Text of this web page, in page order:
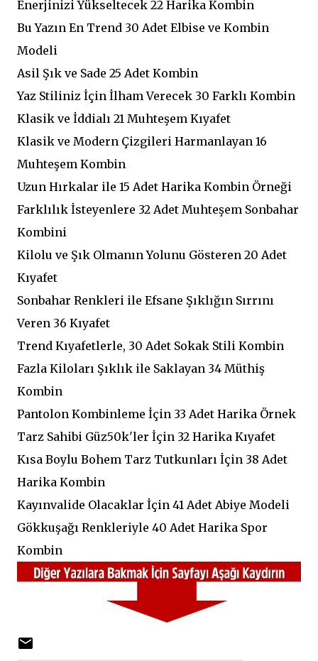
Enerjinizi Yükseltecek 22 Harika Kombin
Bu Yazın En Trend 30 Adet Elbise ve Kombin
Modeli
Asil Şık ve Sade 25 Adet Kombin
Yaz Stiliniz İçin İlham Verecek 30 Farklı Kombin
Klasik ve İddialı 21 Muhteşem Kıyafet
Klasik ve Modern Çizgileri Harmanlayan 16
Muhteşem Kombin
Uzun Hırkalar ile 15 Adet Harika Kombin Örneği
Farklılık İsteyenlere 32 Adet Muhteşem Sonbahar
Kombini
Kilolu ve Şık Olmanın Yolunu Gösteren 20 Adet
Kıyafet
Sonbahar Renkleri ile Efsane Şıklığın Sırrını
Veren 36 Kıyafet
Trend Kıyafetlerle, 30 Adet Sokak Stili Kombin
Fazla Kiloları Şıklık ile Saklayan 34 Müthiş
Kombin
Pantolon Kombinleme İçin 33 Adet Harika Örnek
Tarz Sahibi Güz50k'ler İçin 32 Harika Kıyafet
Kısa Boylu Bohem Tarz Tutkunları İçin 38 Adet
Harika Kombin
Kayınvalide Olacaklar İçin 41 Adet Abiye Modeli
Gökkuşağı Renkleriyle 40 Adet Harika Spor
Kombin